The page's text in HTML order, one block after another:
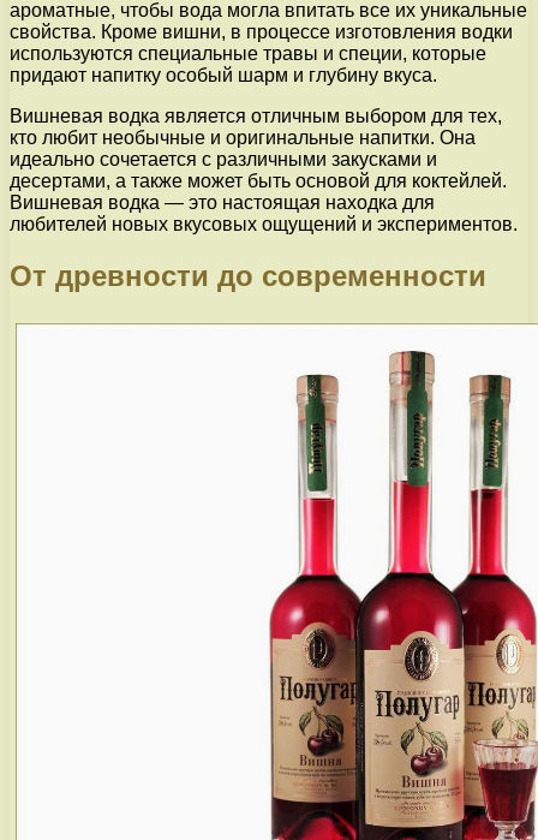
ароматные, чтобы вода могла впитать все их уникальные
свойства. Кроме вишни, в процессе изготовления водки
используются специальные травы и специи, которые
придают напитку особый шарм и глубину вкуса.
Вишневая водка является отличным выбором для тех,
кто любит необычные и оригинальные напитки. Она
идеально сочетается с различными закусками и
десертами, а также может быть основой для коктейлей.
Вишневая водка — это настоящая находка для
любителей новых вкусовых ощущений и экспериментов.
От древности до современности